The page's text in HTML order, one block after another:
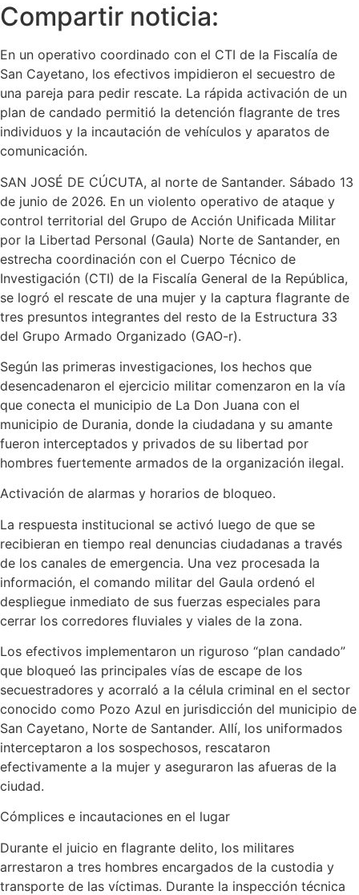
Compartir noticia:
En un operativo coordinado con el CTI de la Fiscalía de
San Cayetano, los efectivos impidieron el secuestro de
una pareja para pedir rescate. La rápida activación de un
plan de candado permitió la detención flagrante de tres
individuos y la incautación de vehículos y aparatos de
comunicación.
SAN JOSÉ DE CÚCUTA, al norte de Santander. Sábado 13
de junio de 2026. En un violento operativo de ataque y
control territorial del Grupo de Acción Unificada Militar
por la Libertad Personal (Gaula) Norte de Santander, en
estrecha coordinación con el Cuerpo Técnico de
Investigación (CTI) de la Fiscalía General de la República,
se logró el rescate de una mujer y la captura flagrante de
tres presuntos integrantes del resto de la Estructura 33
del Grupo Armado Organizado (GAO-r).
Según las primeras investigaciones, los hechos que
desencadenaron el ejercicio militar comenzaron en la vía
que conecta el municipio de La Don Juana con el
municipio de Durania, donde la ciudadana y su amante
fueron interceptados y privados de su libertad por
hombres fuertemente armados de la organización ilegal.
Activación de alarmas y horarios de bloqueo.
La respuesta institucional se activó luego de que se
recibieran en tiempo real denuncias ciudadanas a través
de los canales de emergencia. Una vez procesada la
información, el comando militar del Gaula ordenó el
despliegue inmediato de sus fuerzas especiales para
cerrar los corredores fluviales y viales de la zona.
Los efectivos implementaron un riguroso “plan candado”
que bloqueó las principales vías de escape de los
secuestradores y acorraló a la célula criminal en el sector
conocido como Pozo Azul en jurisdicción del municipio de
San Cayetano, Norte de Santander. Allí, los uniformados
interceptaron a los sospechosos, rescataron
efectivamente a la mujer y aseguraron las afueras de la
ciudad.
Cómplices e incautaciones en el lugar
Durante el juicio en flagrante delito, los militares
arrestaron a tres hombres encargados de la custodia y
transporte de las víctimas. Durante la inspección técnica